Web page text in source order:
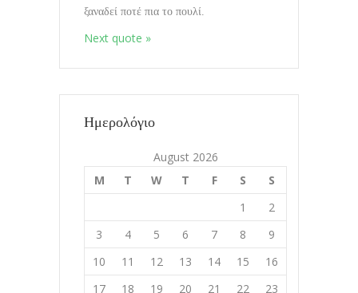
ξαναδεί ποτέ πια το πουλί.
Next quote »
Ημερολόγιο
August 2026
M
T W T F S
S
1
2
3
4 5 6 7 8
9
10
11 12 13 14 15
16
17
18 19 20 21 22 23
08.10.2020
Εδώ
17.9.2020
11.8.2020
Διαλογισμοί vol. Που συμβαίνει η
εμπειρία;